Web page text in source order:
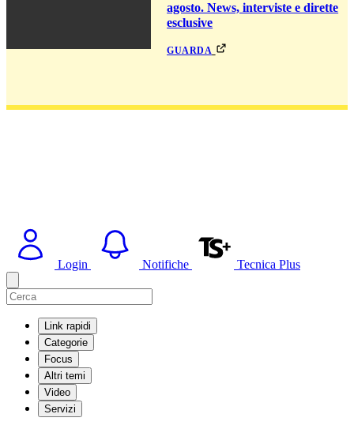
agosto. News, interviste e dirette
esclusive
guarda
Login Notifiche Tecnica Plus
Link rapidi
Categorie
Focus
Altri temi
Video
Servizi